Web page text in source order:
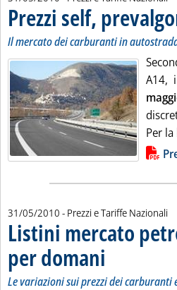
Prezzi self,
Il mercato dei carburanti in
A14, i
Per
Lista allegati PDF alla
31/05/2010 - Prezzi e Tariffe Nazionali
Listini mercato
per domani . Sottotitolo: Le
. Pubblicata lunedì
Le variazioni sui prezzi dei